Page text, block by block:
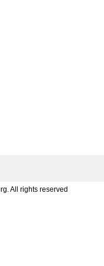
All rights reserved